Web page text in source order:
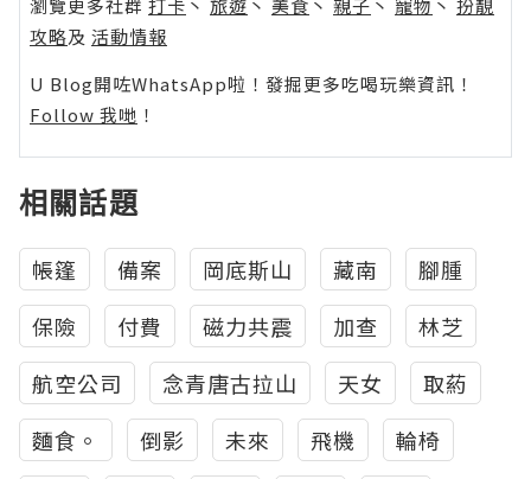
瀏覽更多社群 打卡 丶 旅遊 丶 美食 丶 親子 丶 寵物 丶 扮靚
攻略及 活動情報
U Blog開咗WhatsApp啦！發掘更多吃喝玩樂資訊！
Follow 我哋 ！
相關話題
帳篷 備案 岡底斯山 藏南
腳腫
保險
付費 磁力共震 加查
林芝
航空公司
念青唐古拉山 天女
取葯
麵食。
倒影 未來 飛機
輪椅